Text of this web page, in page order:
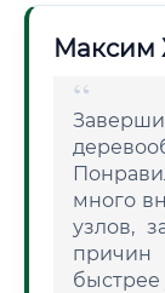
Максим
много
узлов,
причин
быстрее